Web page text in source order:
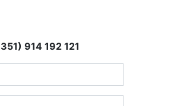
914 192 121